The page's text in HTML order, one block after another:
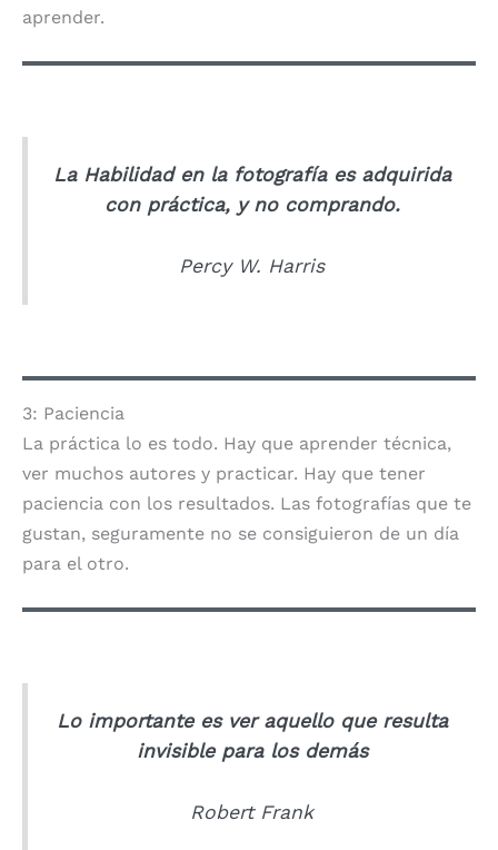
aprender.
La Habilidad en la fotografía es adquirida
con práctica, y no comprando.
Percy W. Harris
3: Paciencia
La práctica lo es todo. Hay que aprender técnica,
ver muchos autores y practicar. Hay que tener
paciencia con los resultados. Las fotografías que te
gustan, seguramente no se consiguieron de un día
para el otro.
Lo importante es ver aquello que resulta
invisible para los demás
Robert Frank